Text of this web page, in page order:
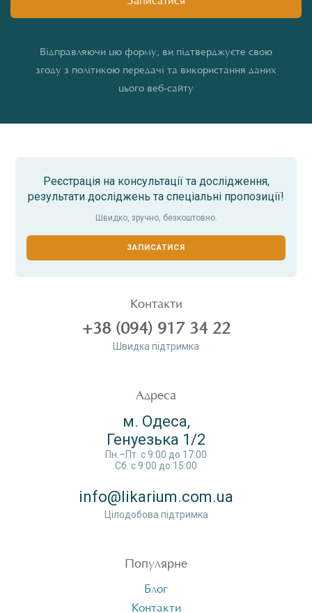
Відправляючи цю форму, ви підтверджуєте свою
згоду з політикою передачі та використання даних
цього веб-сайту
Реєстрація на консультації та дослідження,
результати досліджень та спеціальні пропозиції!
Швидко, зручно, безкоштовно.
ЗАПИСАТИСЯ
Контакти
+38 (094) 917 34 22
Швидка пiдтримка
Адреса
м. Одеса,
Генуезька 1/2
Пн.–Пт. c 9:00 до 17:00
Сб. c 9:00 до 15:00
info@likarium.com.ua
Цілодобова підтримка
Популярне
Блог
Контакти